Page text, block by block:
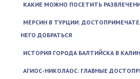
КАКИЕ МОЖНО ПОСЕТИТЬ
МЕРСИН В ТУРЦИИ:
НЕГО ДОБРАТЬСЯ
ИСТОРИЯ ГОРОДА БАЛТИЙСКА В
АГИОС-НИКОЛАОС: ГЛАВНЫЕ